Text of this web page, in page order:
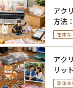
アク
方法
げる
在庫な
アク
リッ
受注生